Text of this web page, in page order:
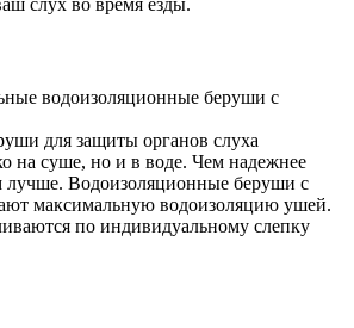
водоизоляционные беруши с
для защиты органов слуха
на суше, но и в воде. Чем надежнее
лучше. Водоизоляционные беруши с
максимальную водоизоляцию ушей.
по индивидуальному слепку